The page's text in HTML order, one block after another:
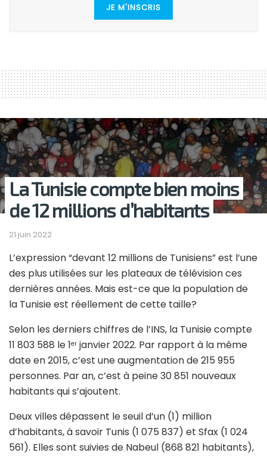
JE M'INSCRIS
La Tunisie compte bien moins
de 12 millions d’habitants
21 juin 2022
L’expression “devant 12 millions de Tunisiens” est l’une
des plus utilisées sur les plateaux de télévision ces
dernières années. Mais est-ce que la population de
la Tunisie est réellement de cette taille?
Selon les derniers chiffres de l’INS, la Tunisie compte
11 803 588 le 1er janvier 2022. Par rapport à la même
date en 2015, c’est une augmentation de 215 955
personnes. Par an, c’est à peine 30 851 nouveaux
habitants qui s’ajoutent.
Deux villes dépassent le seuil d’un (1) million
d’habitants, à savoir Tunis (1 075 837) et Sfax (1 024
561). Elles sont suivies de Nabeul (868 821 habitants),